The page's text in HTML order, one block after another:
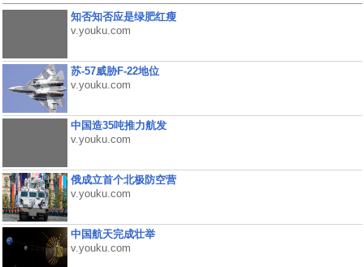
知否知否应是绿肥红瘦
v.youku.com
苏-57威胁F-22地位
v.youku.com
中国造35吨推力航发
v.youku.com
俄成立首个北极防空营
v.youku.com
中国航天完成壮举
v.youku.com